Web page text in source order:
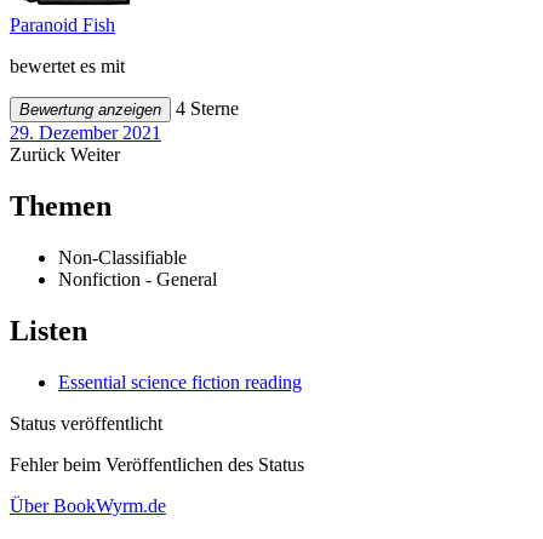
Paranoid Fish
bewertet es mit
Bewertung anzeigen
4 Sterne
29. Dezember 2021
Zurück Weiter
Themen
Non-Classifiable
Nonfiction - General
Listen
Essential science fiction reading
Status veröffentlicht
Fehler beim Veröffentlichen des Status
Über BookWyrm.de